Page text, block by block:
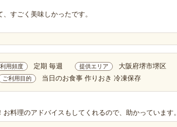
すごく美味しかったです。
利用頻度 定期 毎週 提供エリア 大阪府堺市堺区
ご利用目的 当日のお食事 作りおき 冷凍保存
料理のアドバイスもしてくれるので、助かっています。